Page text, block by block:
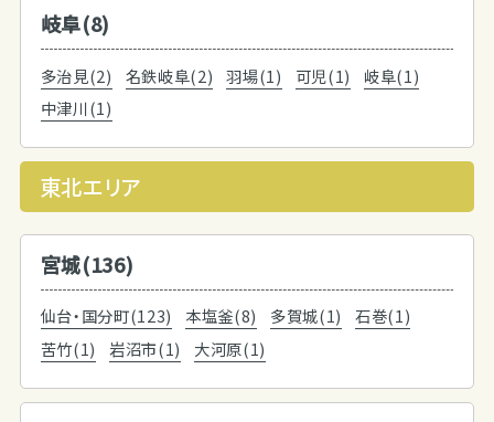
岐阜(8)
多治見(2) 名鉄岐阜(2) 羽場(1) 可児(1)
岐阜(1)
中津川(1)
東北エリア
宮城(136)
仙台・国分町(123) 本塩釜(8) 多賀城(1)
石巻(1)
苦竹(1)
岩沼市(1) 大河原(1)